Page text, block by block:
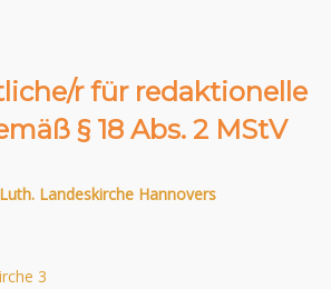
r für redaktionelle
§ 18 Abs. 2 MStV
Landeskirche Hannovers
3